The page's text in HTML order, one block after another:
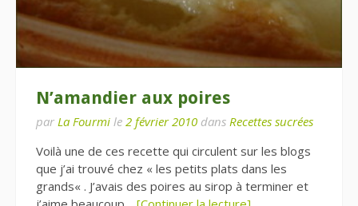
N’amandier aux poires
par La Fourmi le 2 février 2010 dans Recettes sucrées
Voilà une de ces recette qui circulent sur les blogs
que j’ai trouvé chez « les petits plats dans les
grands« . J’avais des poires au sirop à terminer et